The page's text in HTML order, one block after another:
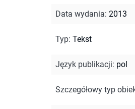
Data wydania: 2013
Typ: Tekst
Język publikacji: pol
Szczegółowy typ